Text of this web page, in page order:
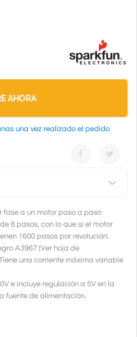
AHORA
una vez realizado el pedido
fase a un motor paso a paso
8 pasos, con lo que si el motor
1600 pasos por revolución.
A3967 (Ver hoja de
una corriente máxima variable
e incluye regulación a 5V en la
fuente de alimentación.